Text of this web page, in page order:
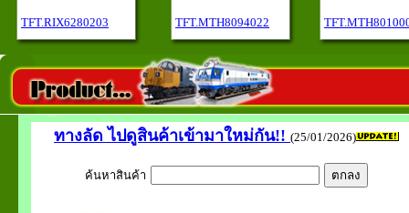
TFT.RIX6280203 TFT.MTH8094022
ทางลัด ไปดูสินค้าเข้ามาใหม่กัน!! (25/01/2026)
ค้นหาสินค้า